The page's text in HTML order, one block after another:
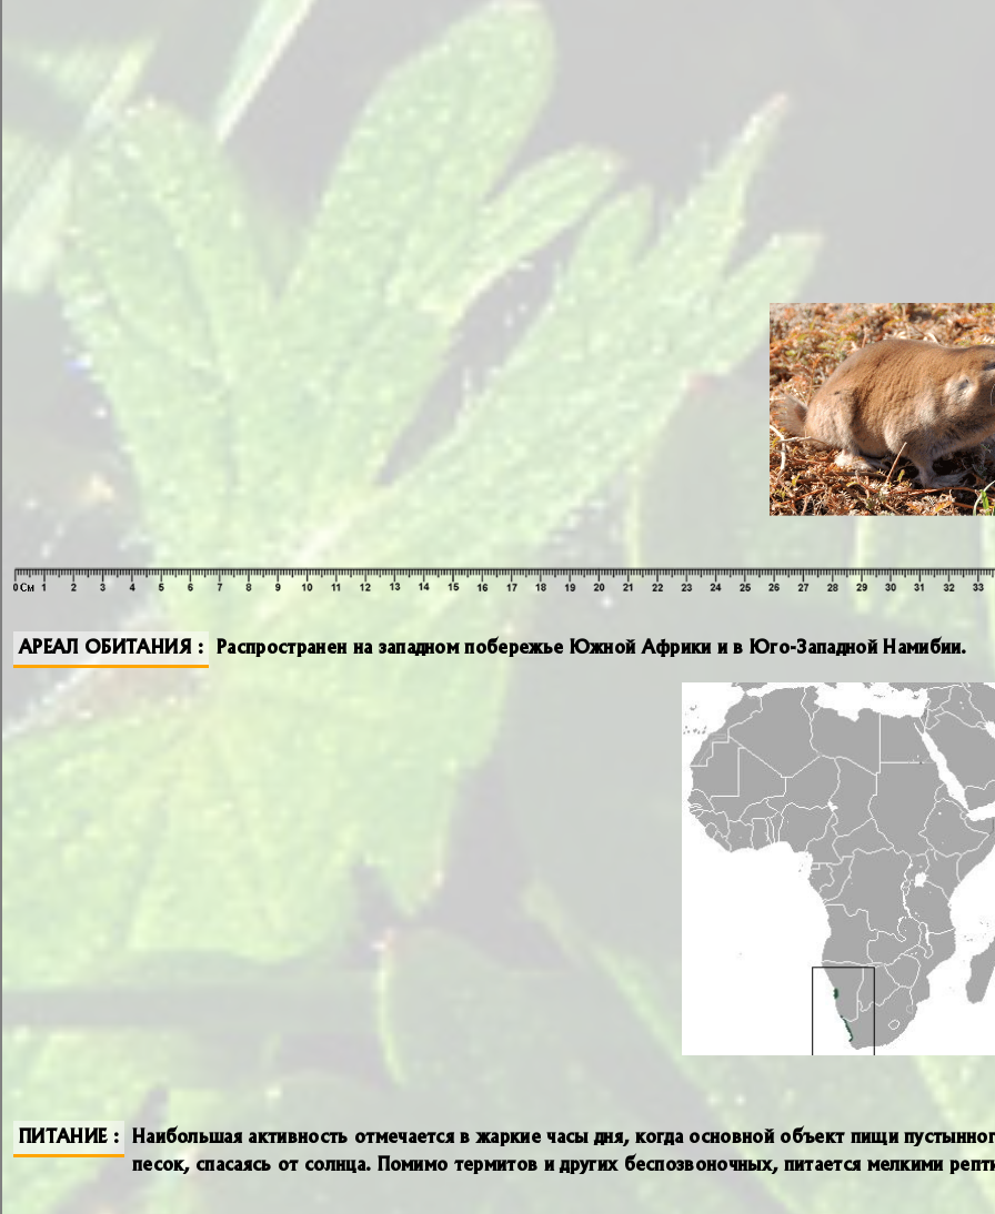
АРЕАЛ ОБИТАНИЯ Распространен на западном побережье Южной Африки и в Юго-Западной Намибии.
ПИТАНИЕ Наибольшая активность отмечается в жаркие часы дня, когда основной объект пищи
песок, спасаясь от солнца. Помимо термитов и других беспозвоночных, питается мелкими